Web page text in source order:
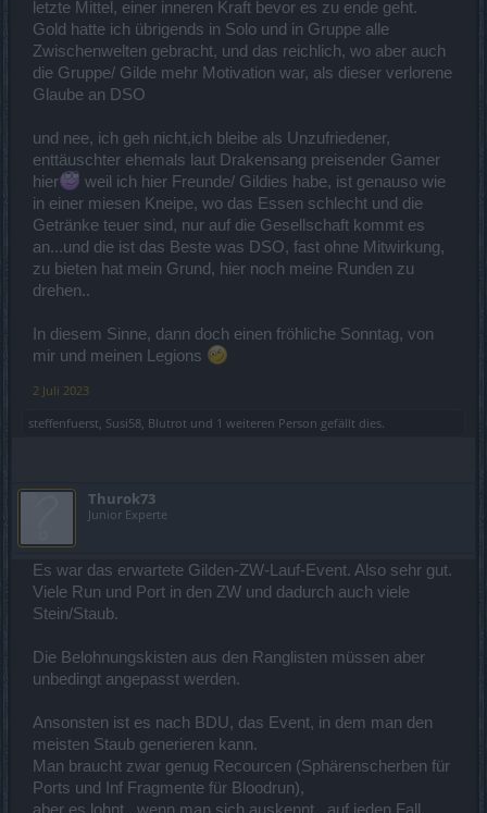
letzte Mittel, einer inneren Kraft bevor es zu ende geht.
Gold hatte ich übrigends in Solo und in Gruppe alle
Zwischenwelten gebracht, und das reichlich, wo aber auch
die Gruppe/ Gilde mehr Motivation war, als dieser verlorene
Glaube an DSO
und nee, ich geh nicht,ich bleibe als Unzufriedener,
enttäuschter ehemals laut Drakensang preisender Gamer
hier
weil ich hier Freunde/ Gildies habe, ist genauso wie
in einer miesen Kneipe, wo das Essen schlecht und die
Getränke teuer sind, nur auf die Gesellschaft kommt es
an...und die ist das Beste was DSO, fast ohne Mitwirkung,
zu bieten hat mein Grund, hier noch meine Runden zu
drehen..
In diesem Sinne, dann doch einen fröhliche Sonntag, von
mir und meinen Legions
2 Juli 2023
steffenfuerst, Susi58, Blutrot und 1 weiteren Person gefällt dies.
Thurok73
Junior Experte
Es war das erwartete Gilden-ZW-Lauf-Event. Also sehr gut.
Viele Run und Port in den ZW und dadurch auch viele
Stein/Staub.
Die Belohnungskisten aus den Ranglisten müssen aber
unbedingt angepasst werden.
Ansonsten ist es nach BDU, das Event, in dem man den
meisten Staub generieren kann.
Man braucht zwar genug Recourcen (Sphärenscherben für
Ports und Inf Fragmente für Bloodrun),